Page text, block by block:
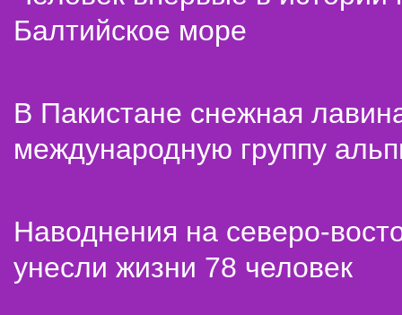
Балтийское море
В Пакистане снежная
международную группу
Наводнения на северо-
унесли жизни 78 человек